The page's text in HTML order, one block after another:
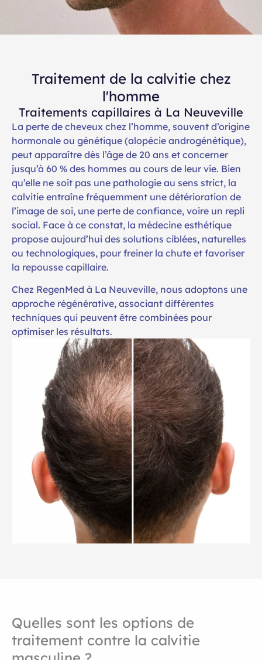
Traitement de la calvitie chez
l'homme
Traitements capillaires à La Neuveville
La perte de cheveux chez l’homme, souvent d’origine
hormonale ou génétique (alopécie androgénétique),
peut apparaître dès l’âge de 20 ans et concerner
jusqu’à 60 % des hommes au cours de leur vie. Bien
qu’elle ne soit pas une pathologie au sens strict, la
calvitie entraîne fréquemment une détérioration de
l’image de soi, une perte de confiance, voire un repli
social. Face à ce constat, la médecine esthétique
propose aujourd’hui des solutions ciblées, naturelles
ou technologiques, pour freiner la chute et favoriser
la repousse capillaire.
Chez RegenMed à La Neuveville, nous adoptons une
approche régénérative, associant différentes
techniques qui peuvent être combinées pour
optimiser les résultats.
Quelles sont les options de
traitement contre la calvitie